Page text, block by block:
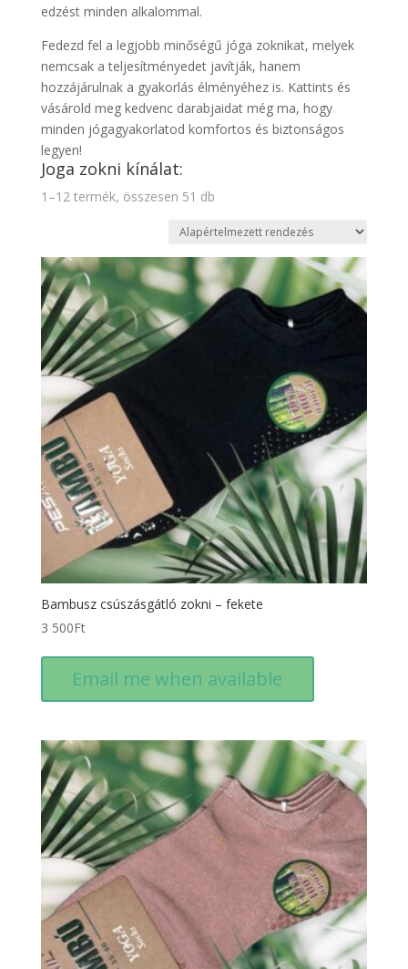
edzést minden alkalommal.
Fedezd fel a legjobb minőségű jóga zoknikat, melyek
nemcsak a teljesítményedet javítják, hanem
hozzájárulnak a gyakorlás élményéhez is. Kattints és
vásárold meg kedvenc darabjaidat még ma, hogy
minden jógagyakorlatod komfortos és biztonságos
legyen!
Joga zokni kínálat:
1–12 termék, összesen 51 db
Bambusz csúszásgátló zokni – fekete
3 500Ft
Email me when available